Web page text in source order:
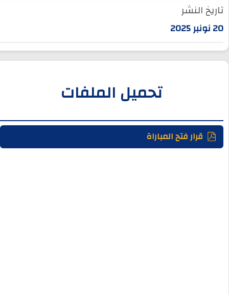
تاريخ النشر
20 نونبر 2025
تحميل الملفات
قرار فتح المباراة